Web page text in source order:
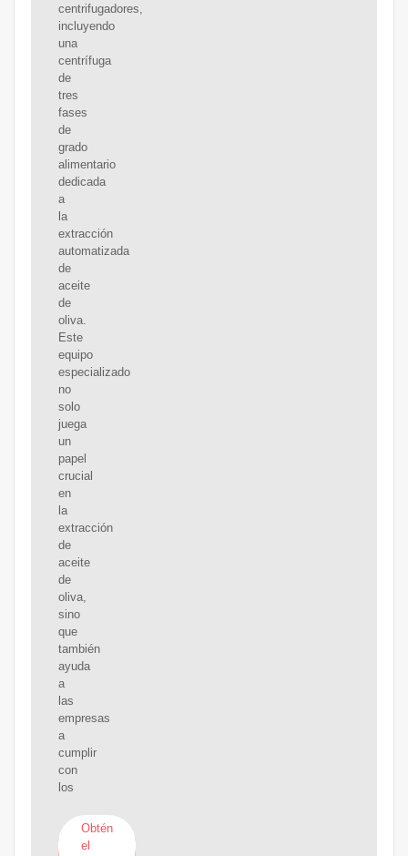
centrifugadores,
incluyendo
una
centrífuga
de
tres
fases
de
grado
alimentario
dedicada
a
la
extracción
automatizada
de
aceite
de
oliva.
Este
equipo
especializado
no
solo
juega
un
papel
crucial
en
la
extracción
de
aceite
de
oliva,
sino
que
también
ayuda
a
las
empresas
a
cumplir
con
los
Obtén
el